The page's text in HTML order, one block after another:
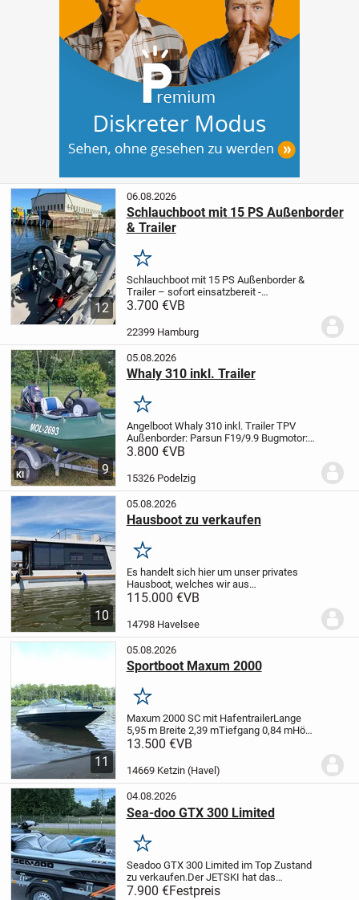
12
06.08.2026
Schlauchboot mit 15 PS Außenborder
& Trailer
Merken
Schlauchboot mit 15 PS Außenborder &
Trailer – sofort einsatzbereit -
Führerschein Frei
aus Boot, 15 PS Außenbordmotor und
3.700 €VB
22399 Hamburg
9
KI
05.08.2026
Whaly 310 inkl. Trailer
Merken
Angelboot Whaly 310 inkl. Trailer TPV
Außenborder: Parsun F19/9.9Bugmotor:
Haswing Cayman
Funktionstüchtig
3.800 €VB
15326 Podelzig
10
05.08.2026
Hausboot zu verkaufen
Merken
Es handelt sich hier um unser privates
Hausboot, welches wir aus
gesundheitlichen Gründen veräußern
nicht so oft nutzen, wie wir gerne würden.
115.000 €VB
14798 Havelsee
11
05.08.2026
Sportboot Maxum 2000
Merken
Maxum 2000 SC mit HafentrailerLange
5,95 m Breite 2,39 mTiefgang 0,84 mHöhe
über Wasser 1,45 m
PS)Stunden 769 hBaujahr 1995
13.500 €VB
14669 Ketzin (Havel)
04.08.2026
Sea-doo GTX 300 Limited
Merken
Seadoo GTX 300 Limited im Top Zustand
zu verkaufen.Der JETSKI hat das
optionale Audio System. Man kann quasi
7.900 €Festpreis